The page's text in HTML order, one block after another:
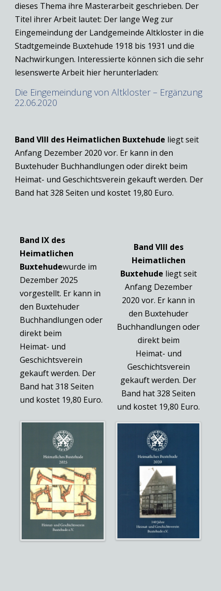
dieses Thema ihre Masterarbeit geschrieben. Der
Titel ihrer Arbeit lautet: Der lange Weg zur
Eingemeindung der Landgemeinde Altkloster in die
Stadtgemeinde Buxtehude 1918 bis 1931 und die
Nachwirkungen. Interessierte können sich die sehr
lesenswerte Arbeit hier herunterladen:
Die Eingemeindung von Altkloster – Ergänzung
22.06.2020
Band VIII des Heimatlichen Buxtehude liegt seit
Anfang Dezember 2020 vor. Er kann in den
Buxtehuder Buchhandlungen oder direkt beim
Heimat- und Geschichtsverein gekauft werden. Der
Band hat 328 Seiten und kostet 19,80 Euro.
Band IX des
Heimatlichen
Buxtehudewurde im
Dezember 2025
vorgestellt. Er kann in
den Buxtehuder
Buchhandlungen oder
direkt beim
Heimat- und
Geschichtsverein
gekauft werden. Der
Band hat 318 Seiten
und kostet 19,80 Euro.
Band VIII des
Heimatlichen
Buxtehude liegt seit
Anfang Dezember
2020 vor. Er kann in
den Buxtehuder
Buchhandlungen oder
direkt beim
Heimat- und
Geschichtsverein
gekauft werden. Der
Band hat 328 Seiten
und kostet 19,80 Euro.